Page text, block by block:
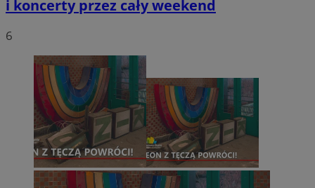
i koncerty przez cały weekend
6